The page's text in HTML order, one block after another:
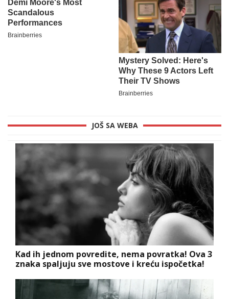
JOŠ SA WEBA
Kad ih jednom povredite, nema povratka! Ova 3
znaka spaljuju sve mostove i kreću ispočetka!